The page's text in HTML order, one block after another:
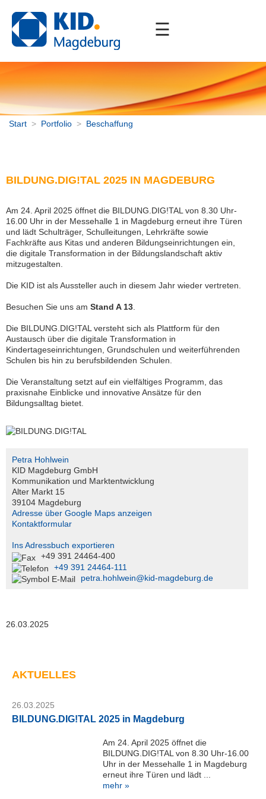
Start
Unternehmen
Portfolio
Kommunale Fachverfahren
Betriebsführung, Outsourcing
Consulting
Elektronische Schließsysteme
Beschaffung
Schul-IT
Downloads
Kontakt
Kundenzeitschrift
Support
Interner
S
e
v
c
D
e
s
k
M
e
u
g
☰
Start > Portfolio > Beschaffung
BILDUNG.DIG!TAL 2025 IN MAGDEBURG
Am 24. April 2025 öffnet die BILDUNG.DIG!TAL von 8.30 Uhr-
16.00 Uhr in der Messehalle 1 in Magdeburg erneut ihre Türen
und lädt Schulträger, Schulleitungen, Lehrkräfte sowie
Fachkräfte aus Kitas und anderen Bildungseinrichtungen ein,
die digitale Transformation in der Bildungslandschaft aktiv
mitzugestalten.
Die KID ist als Aussteller auch in diesem Jahr wieder vertreten.
Besuchen Sie uns am Stand A 13
Die BILDUNG.DIG!TAL versteht sich als Plattform für den
Austausch über die digitale Transformation in
Kindertageseinrichtungen, Grundschulen und weiterführenden
Schulen bis hin zu berufsbildenden Schulen.
Die Veranstaltung setzt auf ein vielfältiges Programm, das
praxisnahe Einblicke und innovative Ansätze für den
Bildungsalltag bietet.
Petra Hohlwein
KID Magdeburg GmbH
Kommunikation und Marktentwicklung
Alter Markt 15
39104 Magdeburg
Adresse über Google Maps anzeigen
Kontaktformular
Ins Adressbuch exportieren
+49 391 24464-400
+49 391 24464-111
petra.hohlwein@kid-magdeburg.de
26.03.2025
AKTUELLES
26.03.2025
BILDUNG.DIG!TAL 2025 in Magdeburg
Am 24. April 2025 öffnet die
BILDUNG.DIG!TAL von 8.30 Uhr-16.00
Uhr in der Messehalle 1 in Magdeburg
erneut ihre Türen und lädt ...
mehr »